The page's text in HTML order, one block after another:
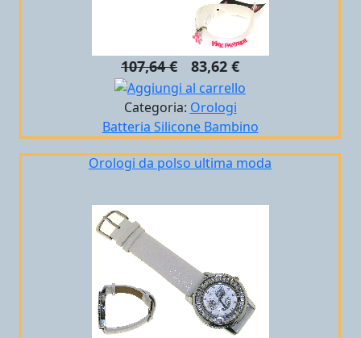
107,64 € 83,62 €
Categoria: Orologi
Batteria Silicone Bambino
Orologi da polso ultima moda